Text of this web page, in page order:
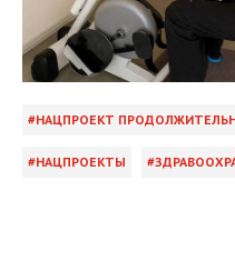
НАЦПРОЕКТ
НАЦПРОЕКТЫ